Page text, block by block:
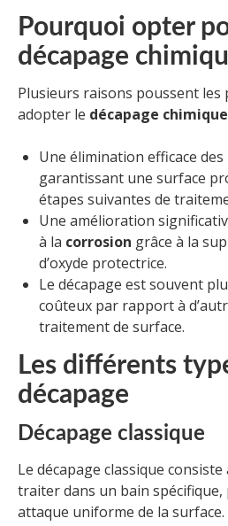
Pourquoi opter
décapage
Plusieurs raisons poussent les
adopter le décapage chimique
Une élimination efficace des
garantissant une surface
étapes suivantes de
Une amélioration
à la corrosion grâce à la
d’oxyde protectrice.
Le décapage est souvent
coûteux par rapport à
traitement de surface.
Les différents
décapage
Décapage classique
Le décapage classique
traiter dans un bain
attaque uniforme de la